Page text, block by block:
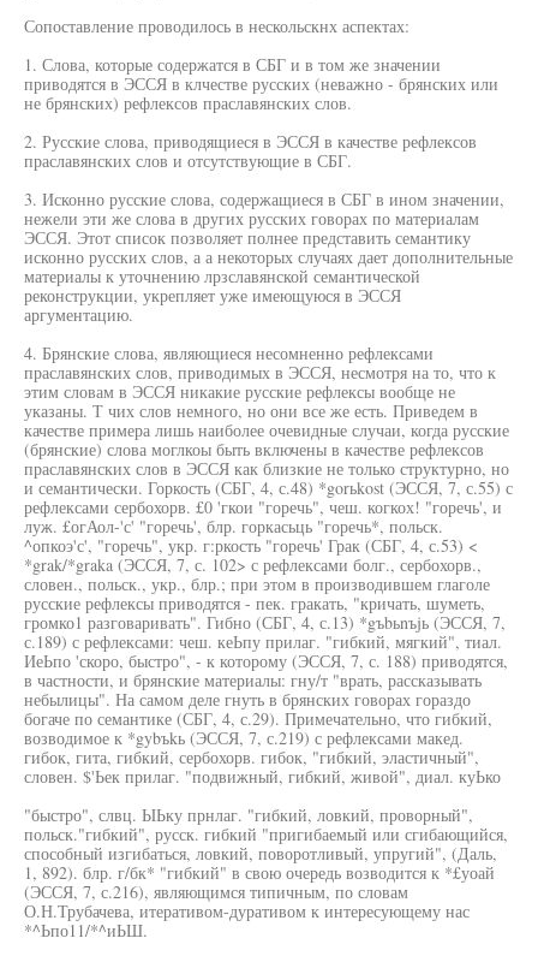
Сопоставление проводилось в нескольскнх аспектах:
1. Слова, которые содержатся в СБГ и в том же значении
приводятся в ЭССЯ в клчестве русских (неважно - брянских или
не брянских) рефлексов праславянских слов.
2. Русские слова, приводящиеся в ЭССЯ в качестве рефлексов
праславянских слов и отсутствующие в СБГ.
3. Исконно русские слова, содержащиеся в СБГ в ином значении,
нежели эти же слова в других русских говорах по материалам
ЭССЯ. Этот список позволяет полнее представить семантику
исконно русских слов, а а некоторых случаях дает дополнительные
материалы к уточнению лрзславянской семантической
реконструкции, укрепляет уже имеющуюся в ЭССЯ
аргументацию.
4. Брянские слова, являющиеся несомненно рефлексами
праславянских слов, приводимых в ЭССЯ, несмотря на то, что к
этим словам в ЭССЯ никакие русские рефлексы вообще не
указаны. Т чих слов немного, но они все же есть. Приведем в
качестве примера лишь наиболее очевидные случаи, когда русские
(брянские) слова моглкоы быть включены в качестве рефлексов
праславянских слов в ЭССЯ как близкие не только структурно, но
и семантически. Горкость (СБГ, 4, с.48) *gorьkost (ЭССЯ, 7, с.55) с
рефлексами сербохорв. £0 'гкои "горечь", чеш. когкох! "горечь', и
луж. £огАол-'с' "горечь', блр. горкасьць "горечь*, польск.
^опкоэ'с', "горечь", укр. г:ркость "горечь' Грак (СБГ, 4, с.53) <
*grak/*graka (ЭССЯ, 7, с. 102> с рефлексами болг., сербохорв.,
словен., польск., укр., блр.; при этом в производившем глаголе
русские рефлексы приводятся - пек. гракать, "кричать, шуметь,
громко1 разговаривать". Гибно (СБГ, 4, с.13) *gъbьnъjь (ЭССЯ, 7,
с.189) с рефлексами: чеш. кеЬпу прилаг. "гибкий, мягкий", тиал.
ИеЬпо 'скоро, быстро", - к которому (ЭССЯ, 7, с. 188) приводятся,
в частности, и брянские материалы: гну/т "врать, рассказывать
небылицы". На самом деле гнуть в брянских говорах гораздо
богаче по семантике (СБГ, 4, с.29). Примечательно, что гибкий,
возводимое к *gybъkь (ЭССЯ, 7, с.219) с рефлексами макед.
гибок, гита, гибкий, сербохорв. гибок, "гибкий, эластичный",
словен. $'Ьек прилаг. "подвижный, гибкий, живой", диал. куЬко
"быстро", слвц. ЫЬку прнлаг. "гибкий, ловкий, проворный",
польск."гибкий", русск. гибкий "пригибаемый или сгибающийся,
способный изгибаться, ловкий, поворотливый, упругий", (Даль,
1, 892). блр. г/бк* "гибкий" в свою очередь возводится к *£уоай
(ЭССЯ, 7, с.216), являющимся типичным, по словам
О.Н.Трубачева, итеративом-дуративом к интересующему нас
*^Ьпо11/*^иЬШ.